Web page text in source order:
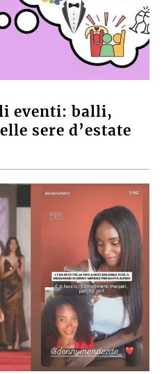
eventi: balli,
sere d’estate